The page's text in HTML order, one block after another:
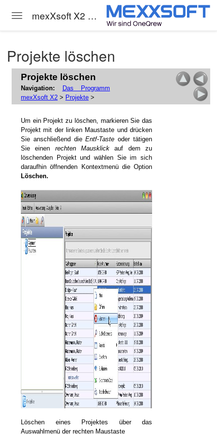
Toggle navigation mexXsoft X2 Hilfe
Projekte löschen
Projekte löschen
Navigation:
Das Programm
mexXsoft X2 > Projekte >
Um ein Projekt zu löschen, markieren Sie das
Projekt mit der linken Maustaste und drücken
Sie anschließend dieEntf-Taste oder tätigen
Sie einen rechten Mausklick auf dem zu
löschenden Projekt und wählen Sie im sich
daraufhin öffnenden Kontextmenü die Option
Löschen.
Löschen eines Projektes über das
Auswahlmenü der rechten Maustaste